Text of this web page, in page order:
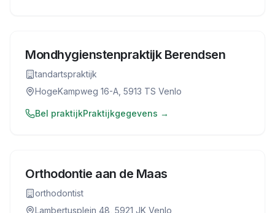
Mondhygienstenpraktijk Berendsen
tandartspraktijk
HogeKampweg 16-A, 5913 TS Venlo
Bel praktijkPraktijkgegevens →
Orthodontie aan de Maas
orthodontist
Lambertusplein 48, 5921 JK Venlo